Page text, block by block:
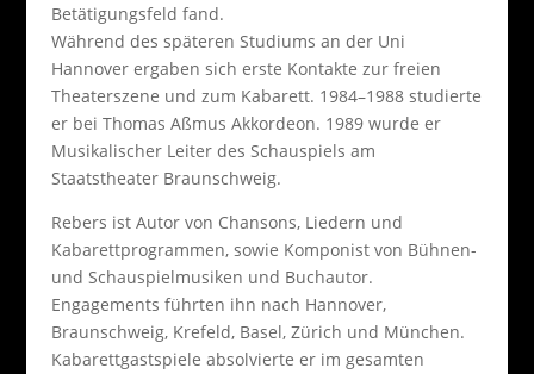
Betätigungsfeld fand.
Während des späteren Studiums an der Uni
Hannover ergaben sich erste Kontakte zur freien
Theaterszene und zum Kabarett. 1984–1988 studierte
er bei Thomas Aßmus Akkordeon. 1989 wurde er
Musikalischer Leiter des Schauspiels am
Staatstheater Braunschweig.
Rebers ist Autor von Chansons, Liedern und
Kabarettprogrammen, sowie Komponist von Bühnen-
und Schauspielmusiken und Buchautor.
Engagements führten ihn nach Hannover,
Braunschweig, Krefeld, Basel, Zürich und München.
Kabarettgastspiele absolvierte er im gesamten